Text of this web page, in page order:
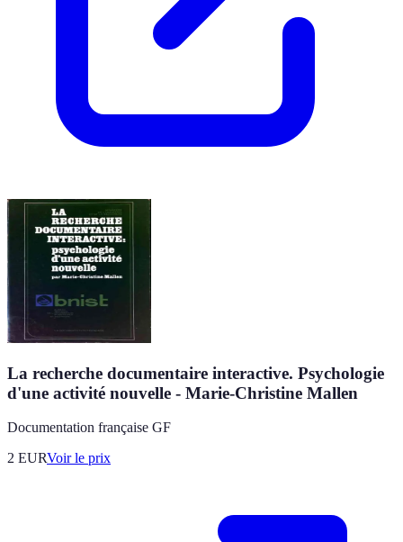
La recherche documentaire interactive. Psychologie
d'une activité nouvelle - Marie-Christine Mallen
Documentation française GF
2 EURVoir le prix